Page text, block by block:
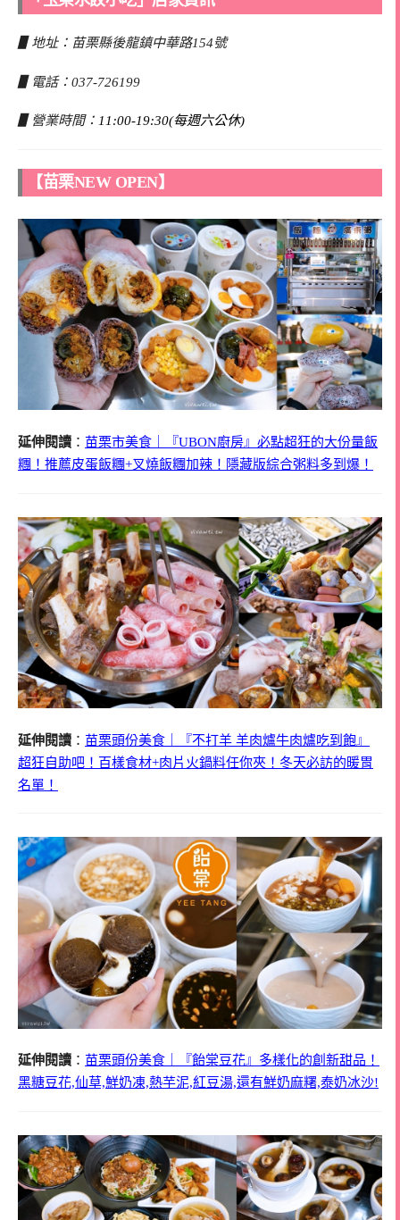
▋地址：苗栗縣後龍鎮中華路154號
▋電話：037-726199
▋營業時間： 11:00-19:30(每週六公休)
【苗栗NEW OPEN】
延伸閱讀 ： 苗栗市美食｜『UBON廚房』必點超狂的大份量飯
糰！推薦皮蛋飯糰+叉燒飯糰加辣！隱藏版綜合粥料多到爆！
延伸閱讀 ： 苗栗頭份美食｜『不打羊 羊肉爐牛肉爐吃到飽』
超狂自助吧！百樣食材+肉片火鍋料任你夾！冬天必訪的暖胃
名單！
延伸閱讀 ： 苗栗頭份美食｜『飴棠豆花』多樣化的創新甜品！
黑糖豆花,仙草,鮮奶凍,熱芋泥,紅豆湯,還有鮮奶麻糬,泰奶冰沙!